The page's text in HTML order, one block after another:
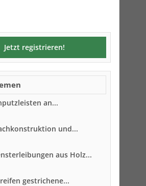
Jetzt registrieren!
an...
und...
aus Holz...
gestrichene...